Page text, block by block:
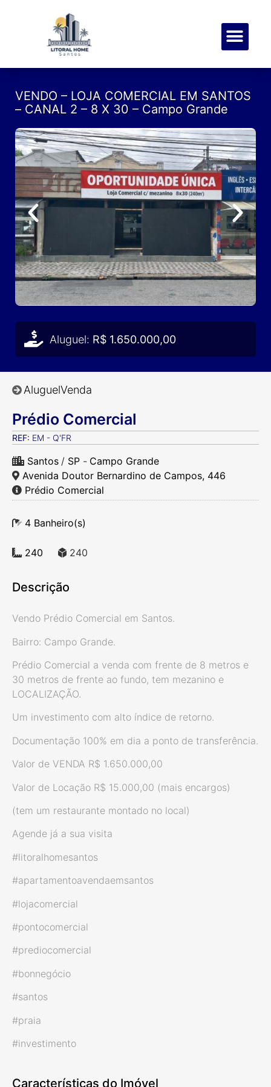
VENDO – LOJA COMERCIAL EM SANTOS
– CANAL 2 – 8 X 30 – Campo Grande
Aluguel: R$ 1.650.000,00
AluguelVenda
Prédio Comercial
REF: EM - Q'FR
Santos / SP - Campo Grande
Avenida Doutor Bernardino de Campos, 446
Prédio Comercial
4 Banheiro(s)
240 240
Descrição
Vendo Prédio Comercial em Santos.
Bairro: Campo Grande.
Prédio Comercial a venda com frente de 8 metros e
30 metros de frente ao fundo, tem mezanino e
LOCALIZAÇÃO.
Um investimento com alto índice de retorno.
Documentação 100% em dia a ponto de transferência.
Valor de VENDA R$ 1.650.000,00
Valor de Locação R$ 15.000,00 (mais encargos)
(tem um restaurante montado no local)
Agende já a sua visita
#litoralhomesantos
#apartamentoavendaemsantos
#lojacomercial
#pontocomercial
#prediocomercial
#bonnegócio
#santos
#praia
#investimento
Características do Imóvel